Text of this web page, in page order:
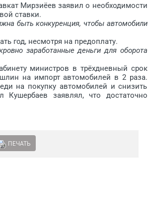
Мирзиёев заявил о необходимости
ставки.
быть конкуренция, чтобы автомобили
год, несмотря на предоплату.
заработанные деньги для оборота
министров в трёхдневный срок
на импорт автомобилей в 2 раза.
на покупку автомобилей и снизить
заявлял, что достаточно
ПЕЧАТЬ